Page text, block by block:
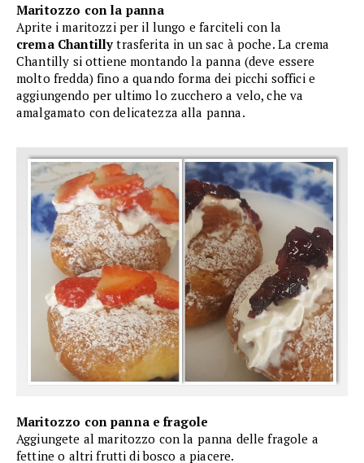
Maritozzo con la panna
Aprite i maritozzi per il lungo e farciteli con la
crema Chantilly trasferita in un sac à poche. La crema
Chantilly si ottiene montando la panna (deve essere
molto fredda) fino a quando forma dei picchi soffici e
aggiungendo per ultimo lo zucchero a velo, che va
amalgamato con delicatezza alla panna.
Maritozzo con panna e fragole
Aggiungete al maritozzo con la panna delle fragole a
fettine o altri frutti di bosco a piacere.